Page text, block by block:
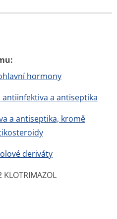
hormony
antiinfektiva a antiseptika
a antiseptika, kromě
deriváty
KLOTRIMAZOL